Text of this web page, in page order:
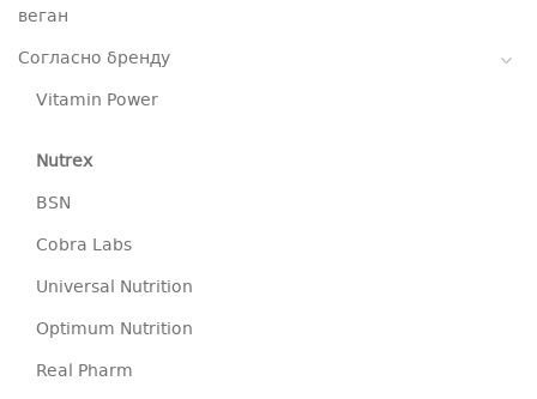
веган
Согласно бренду
Vitamin Power
Nutrex
BSN
Cobra Labs
Universal Nutrition
Optimum Nutrition
Real Pharm